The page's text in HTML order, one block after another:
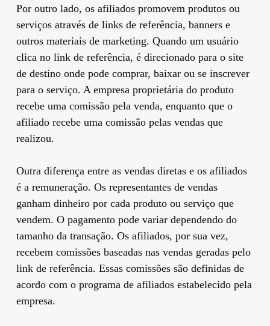
Por outro lado, os afiliados promovem produtos ou
serviços através de links de referência, banners e
outros materiais de marketing. Quando um usuário
clica no link de referência, é direcionado para o site
de destino onde pode comprar, baixar ou se inscrever
para o serviço. A empresa proprietária do produto
recebe uma comissão pela venda, enquanto que o
afiliado recebe uma comissão pelas vendas que
realizou.
Outra diferença entre as vendas diretas e os afiliados
é a remuneração. Os representantes de vendas
ganham dinheiro por cada produto ou serviço que
vendem. O pagamento pode variar dependendo do
tamanho da transação. Os afiliados, por sua vez,
recebem comissões baseadas nas vendas geradas pelo
link de referência. Essas comissões são definidas de
acordo com o programa de afiliados estabelecido pela
empresa.